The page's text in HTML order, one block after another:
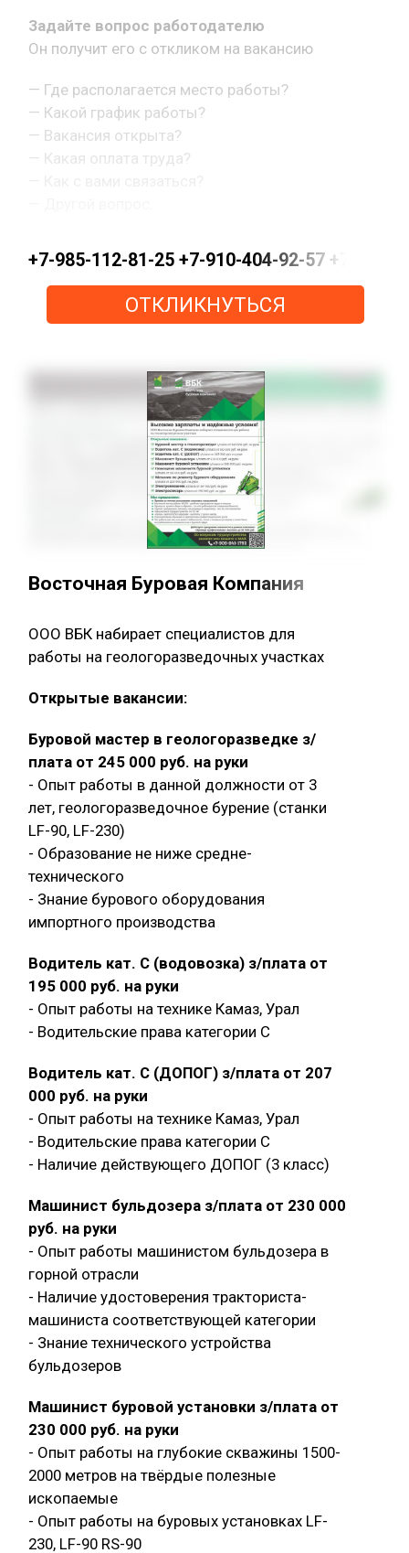
Задайте вопрос работодателю
Он получит его с откликом на вакансию
— Где располагается место работы?
— Какой график работы?
— Вакансия открыта?
— Какая оплата труда?
+7-985-112-81-25 +7-910-404-92-57 +7-915-
ОТКЛИКНУТЬСЯ
Восточная Буровая Компания
ООО ВБК набирает специалистов для
работы на геологоразведочных участках
Открытые вакансии:
Буровой мастер в геологоразведке з/
плата от 245 000 руб. на руки
- Опыт работы в данной должности от 3
лет, геологоразведочное бурение (станки
LF-90, LF-230)
- Образование не ниже средне-
технического
- Знание бурового оборудования
импортного производства
Водитель кат. С (водовозка) з/плата от
195 000 руб. на руки
- Опыт работы на технике Камаз, Урал
- Водительские права категории C
Водитель кат. С (ДОПОГ) з/плата от 207
000 руб. на руки
- Опыт работы на технике Камаз, Урал
- Водительские права категории C
- Наличие действующего ДОПОГ (3 класс)
Машинист бульдозера з/плата от 230 000
руб. на руки
- Опыт работы машинистом бульдозера в
горной отрасли
- Наличие удостоверения тракториста-
машиниста соответствующей категории
- Знание технического устройства
бульдозеров
Машинист буровой установки з/плата от
230 000 руб. на руки
- Опыт работы на глубокие скважины 1500-
2000 метров на твёрдые полезные
ископаемые
- Опыт работы на буровых установках LF-
230, LF-90 RS-90